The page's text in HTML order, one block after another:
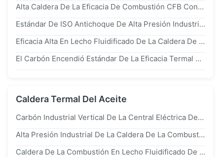
Alta Caldera De La Eficacia De Combustión CFB Con El Carbón/El Combustible De La Biomasa, Caldera 35t/H De La Central Eléctrica
Estándar De ISO Antichoque De Alta Presión Industrial Para Uso General Encendido Carbón De La Caldera De Agua Caliente
Eficacia Alta En Lecho Fluidificado De La Caldera De La Central Térmica De Carbón De Circulación De La Combustión
El Carbón Encendió Estándar De La Eficacia Termal ASME De La Caldera De CFB/De La Caldera Para Uso General Alto
Caldera Termal Del Aceite
Carbón Industrial Vertical De La Central Eléctrica De La Caldera Del Lecho Fluidizado De Circulación CFB Encendido
Alta Presión Industrial De La Caldera De La Combustión En Lecho Fluidificado De Circulación Del Vapor
Caldera De La Combustión En Lecho Fluidificado De Circulación 130t/H/Caldera De Agua Caliente Para La Central Eléctrica